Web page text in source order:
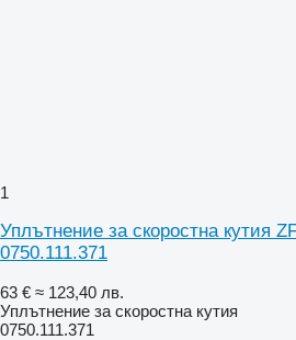
1
Уплътнение за скоростна кутия
0750.111.371
63 € ≈ 123,40 лв.
Уплътнение за скоростна кутия
0750.111.371